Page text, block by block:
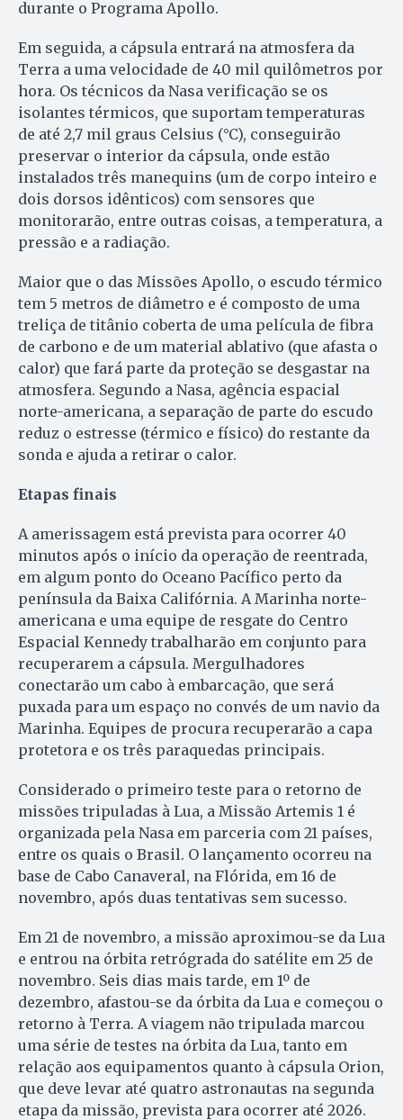
durante o Programa Apollo.
Em seguida, a cápsula entrará na atmosfera da
Terra a uma velocidade de 40 mil quilômetros por
hora. Os técnicos da Nasa verificação se os
isolantes térmicos, que suportam temperaturas
de até 2,7 mil graus Celsius (°C), conseguirão
preservar o interior da cápsula, onde estão
instalados três manequins (um de corpo inteiro e
dois dorsos idênticos) com sensores que
monitorarão, entre outras coisas, a temperatura, a
pressão e a radiação.
Maior que o das Missões Apollo, o escudo térmico
tem 5 metros de diâmetro e é composto de uma
treliça de titânio coberta de uma película de fibra
de carbono e de um material ablativo (que afasta o
calor) que fará parte da proteção se desgastar na
atmosfera. Segundo a Nasa, agência espacial
norte-americana, a separação de parte do escudo
reduz o estresse (térmico e físico) do restante da
sonda e ajuda a retirar o calor.
Etapas finais
A amerissagem está prevista para ocorrer 40
minutos após o início da operação de reentrada,
em algum ponto do Oceano Pacífico perto da
península da Baixa Califórnia. A Marinha norte-
americana e uma equipe de resgate do Centro
Espacial Kennedy trabalharão em conjunto para
recuperarem a cápsula. Mergulhadores
conectarão um cabo à embarcação, que será
puxada para um espaço no convés de um navio da
Marinha. Equipes de procura recuperarão a capa
protetora e os três paraquedas principais.
Considerado o primeiro teste para o retorno de
missões tripuladas à Lua, a Missão Artemis 1 é
organizada pela Nasa em parceria com 21 países,
entre os quais o Brasil. O lançamento ocorreu na
base de Cabo Canaveral, na Flórida, em 16 de
novembro, após duas tentativas sem sucesso.
Em 21 de novembro, a missão aproximou-se da Lua
e entrou na órbita retrógrada do satélite em 25 de
novembro. Seis dias mais tarde, em 1º de
dezembro, afastou-se da órbita da Lua e começou o
retorno à Terra. A viagem não tripulada marcou
uma série de testes na órbita da Lua, tanto em
relação aos equipamentos quanto à cápsula Orion,
que deve levar até quatro astronautas na segunda
etapa da missão, prevista para ocorrer até 2026.